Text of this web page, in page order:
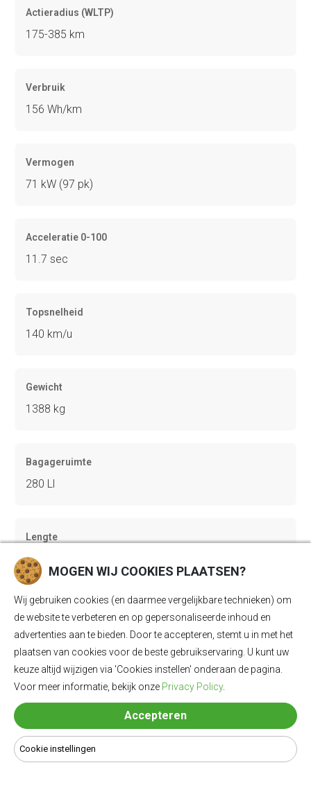
Actieradius (WLTP)
175-385 km
Verbruik
156 Wh/km
Vermogen
71 kW (97 pk)
Acceleratie 0-100
11.7 sec
Topsnelheid
140 km/u
Gewicht
1388 kg
Bagageruimte
280 Ll
Lengte
3825 mm
Breedte
1610 mm
Hoogte
Praktische actieradius
MOGEN WIJ COOKIES PLAATSEN?
Wij gebruiken cookies (en daarmee vergelijkbare technieken) om
de website te verbeteren en op gepersonaliseerde inhoud en
advertenties aan te bieden. Door te accepteren, stemt u in met het
plaatsen van cookies voor de beste gebruikservaring. U kunt uw
keuze altijd wijzigen via 'Cookies instellen' onderaan de pagina.
Voor meer informatie, bekijk onze Privacy Policy.
Accepteren
Cookie instellingen